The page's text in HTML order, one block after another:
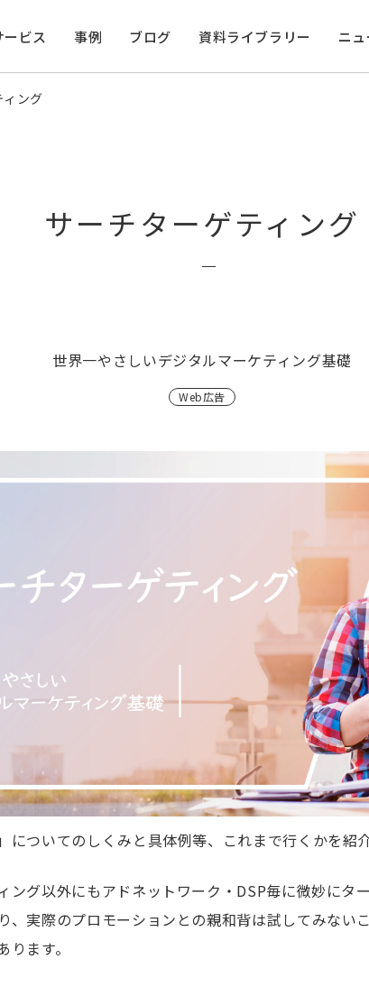
ービス 事例 ブログ 資料ライブラリー ニュ
ング
サーチターゲティング
世界一やさしいデジタルマーケティング基礎
Web広告
についてのしくみと具体例等、これまで行くかを紹
ング以外にもアドネットワーク・DSP毎に微妙にタ
、実際のプロモーションとの親和背は試してみない
ます。